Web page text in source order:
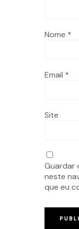
Nome *
Email *
Site
Guardar
neste
que eu